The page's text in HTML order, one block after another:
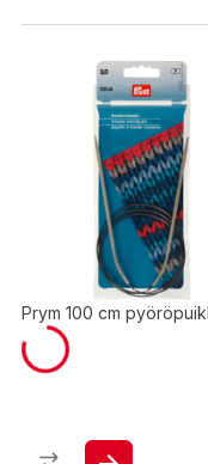
Prym 100 cm